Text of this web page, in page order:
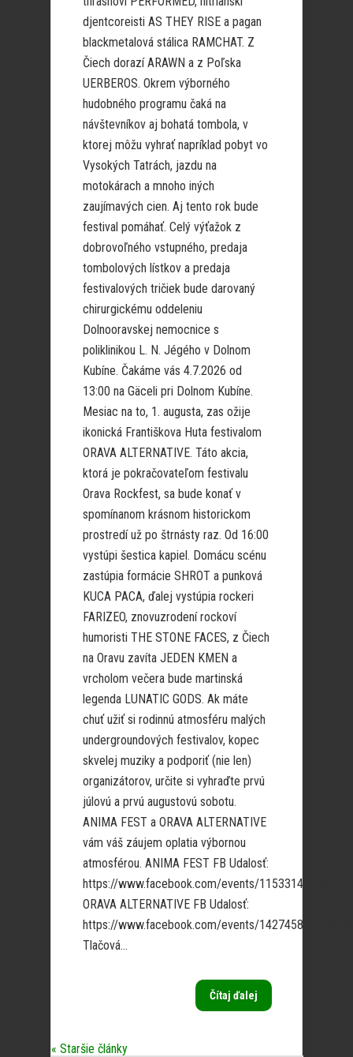
djentcoreisti AS THEY RISE a pagan
blackmetalová stálica RAMCHAT. Z
Čiech dorazí ARAWN a z Poľska
UERBEROS. Okrem výborného
hudobného programu čaká na
návštevníkov aj bohatá tombola, v
ktorej môžu vyhrať napríklad pobyt vo
Vysokých Tatrách, jazdu na
motokárach a mnoho iných
zaujímavých cien. Aj tento rok bude
festival pomáhať. Celý výťažok z
dobrovoľného vstupného, predaja
tombolových lístkov a predaja
festivalových tričiek bude darovaný
chirurgickému oddeleniu
Dolnooravskej nemocnice s
poliklinikou L. N. Jégého v Dolnom
Kubíne. Čakáme vás 4.7.2026 od
13:00 na Gäceli pri Dolnom Kubíne.
Mesiac na to, 1. augusta, zas ožije
ikonická Františkova Huta festivalom
ORAVA ALTERNATIVE. Táto akcia,
ktorá je pokračovateľom festivalu
Orava Rockfest, sa bude konať v
spomínanom krásnom historickom
prostredí už po štrnásty raz. Od 16:00
vystúpi šestica kapiel. Domácu scénu
zastúpia formácie SHROT a punková
KUCA PACA, ďalej vystúpia rockeri
FARIZEO, znovuzrodení rockoví
humoristi THE STONE FACES, z Čiech
na Oravu zavíta JEDEN KMEN a
vrcholom večera bude martinská
legenda LUNATIC GODS. Ak máte
chuť užiť si rodinnú atmosféru malých
undergroundových festivalov, kopec
skvelej muziky a podporiť (nie len)
organizátorov, určite si vyhraďte prvú
júlovú a prvú augustovú sobotu.
ANIMA FEST a ORAVA ALTERNATIVE
vám váš záujem oplatia výbornou
atmosférou. ANIMA FEST FB Udalosť:
https://www.facebook.com/events/
ORAVA ALTERNATIVE FB Udalosť:
https://www.facebook.com/events/
Tlačová...
Čítaj ďalej
« Staršie články